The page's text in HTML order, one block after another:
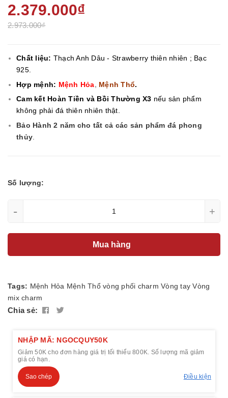
2.379.000₫
2.973.000₫
Chất liệu: Thạch Anh Dâu - Strawberry thiên nhiên ; Bạc
925.
Hợp mệnh: Mệnh Hỏa, Mệnh Thổ.
Cam kết Hoàn Tiền và Bồi Thường X3 nếu sản phẩm
không phải đá thiên nhiên thật.
Bảo Hành 2 năm cho tất cả các sản phẩm đá phong
thủy
Số lượng:
- +
Mua hàng
Tags: Mệnh Hỏa Mệnh Thổ vòng phối charm Vòng tay Vòng
mix charm
Chia sẻ:
NHẬP MÃ: NGOCQUY50K
Giảm 50K cho đơn hàng giá trị tối thiểu 800K. Số lượng mã giảm
giá có hạn.
Sao chép Điều kiện